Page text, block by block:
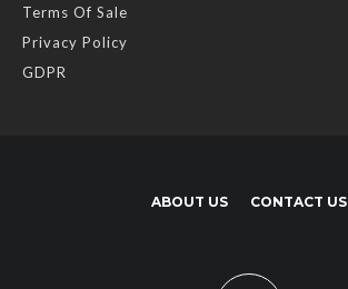
Terms Of Sale
Privacy Policy
GDPR
ABOUT US CONTACT US